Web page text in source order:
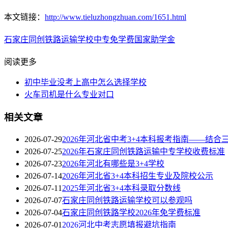
本文链接： http://www.tieluzhongzhuan.com/1651.html
石家庄同创铁路运输学校中专免学费 国家助学金
阅读更多
初中毕业没考上高中怎么选择学校
火车司机是什么专业对口
相关文章
2026-07-292026年河北省中考3+4本科报考指南——结合
2026-07-252026年石家庄同创铁路运输中专学校收费标准
2026-07-232026年河北有哪些是3+4学校
2026-07-142026年河北省3+4本科招生专业及院校公示
2026-07-11 2025年河北省3+4本科录取分数线
2026-07-07石家庄同创铁路运输学校可以参观吗
2026-07-04石家庄同创铁路学校2026年免学费标准
2026-07-01 2026河北中考志愿填报避坑指南